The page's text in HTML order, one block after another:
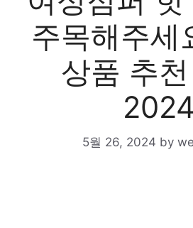
주목해주세
상품 추
2024
5월 26, 2024 by